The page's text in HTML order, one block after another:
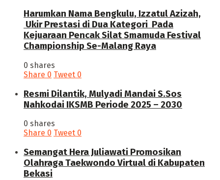
Harumkan Nama Bengkulu, Izzatul Azizah,
Ukir Prestasi di Dua Kategori Pada
Kejuaraan Pencak Silat Smamuda Festival
Championship Se-Malang Raya
0 shares
Share 0 Tweet 0
Resmi Dilantik, Mulyadi Mandai S.Sos
Nahkodai IKSMB Periode 2025 – 2030
0 shares
Share 0 Tweet 0
Semangat Hera Juliawati Promosikan
Olahraga Taekwondo Virtual di Kabupaten
Bekasi